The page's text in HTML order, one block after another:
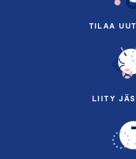
– Ryhmäkeskustelu ja
toimintaympäristön ja
Antti Koivula,
Työ- ja
TILAA
LIITY